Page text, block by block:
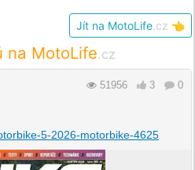
Jít na MotoLife .cz 👈
na MotoLife.cz
51956 3 0
5-2026-motorbike-4625